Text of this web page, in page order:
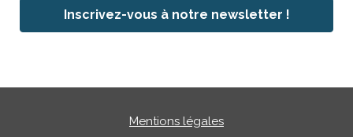
Inscrivez-vous à notre newsletter !
Mentions légales